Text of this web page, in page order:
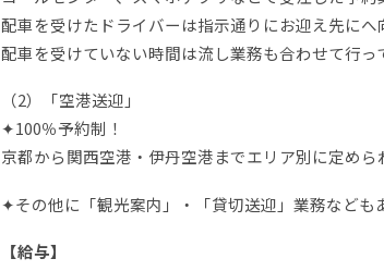
配車を受けたドライバーは指示通りにお迎え先にへ
配車を受けていない時間は流し業務も合わせて行っ
（2）「空港送迎」
✦100％予約制！
京都から関西空港・伊丹空港までエリア別に定めら
✦その他に「観光案内」・「貸切送迎」業務なども
【給与】